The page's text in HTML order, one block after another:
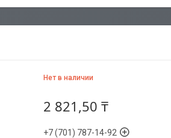
Нет в наличии
2 821,50 ₸
+7 (701) 787-14-92